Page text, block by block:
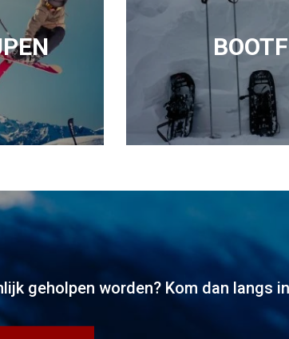
geholpen worden? Kom dan langs